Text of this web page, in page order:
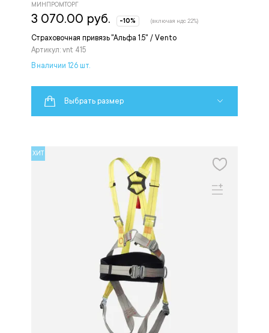
Страховочная привязь "Альфа 1.5" / Vento
Артикул: vnt 415
МИНПРОМТОРГ
3 070.00 руб. -10% (включая ндс 22%)
В наличии 126 шт.
Выбрать размер
ХИТ